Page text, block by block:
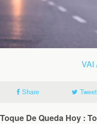
VAI
Share Tweet
Toque De Queda Hoy :